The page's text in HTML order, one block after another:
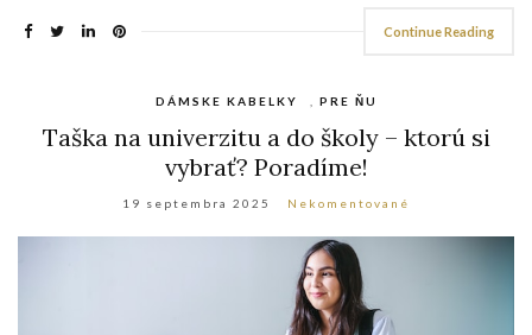
Continue Reading
DÁMSKE KABELKY , PRE ŇU
Taška na univerzitu a do školy – ktorú si
vybrať? Poradíme!
19 septembra 2025 Nekomentované